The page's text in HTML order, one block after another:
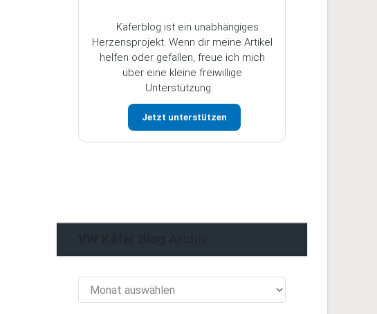
Käferblog ist ein unabhängiges
Herzensprojekt. Wenn dir meine Artikel
helfen oder gefallen, freue ich mich
über eine kleine freiwillige
Unterstützung.
Jetzt unterstützen
Käfer